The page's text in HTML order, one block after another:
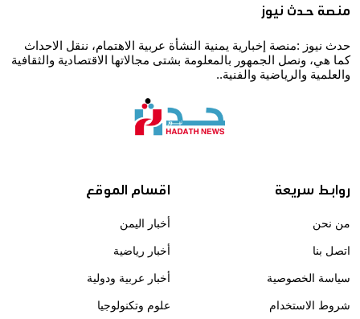
منصة حدث نيوز
حدث نيوز :منصة إخبارية يمنية النشأة عربية الاهتمام، ننقل الاحداث
كما هي، ونصل الجمهور بالمعلومة بشتى مجالاتها الاقتصادية والثقافية
والعلمية والرياضية والفنية..
روابط سريعة
من نحن
اتصل بنا
سياسة الخصوصية
شروط الاستخدام
اقسام الموقع
أخبار اليمن
أخبار رياضية
أخبار عربية ودولية
علوم وتكنولوجيا